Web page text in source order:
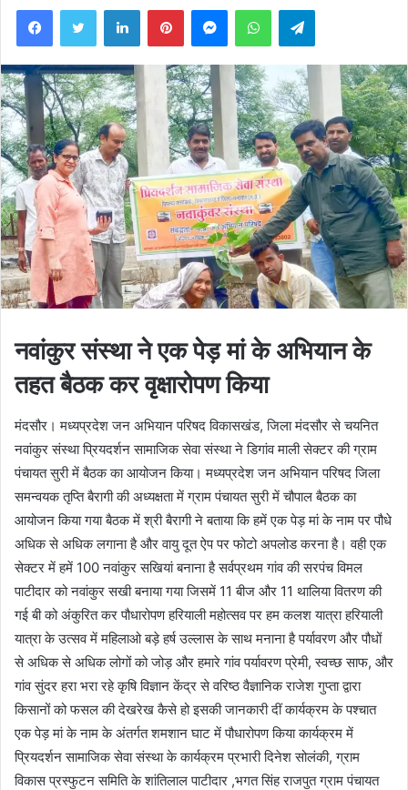
FacebookTwitter LinkedInPinterestMessengerWhatsAppTelegram
नवांकुर संस्था ने एक पेड़ मां के अभियान के
तहत बैठक कर वृक्षारोपण किया
मंदसौर। मध्यप्रदेश जन अभियान परिषद विकासखंड, जिला मंदसौर से चयनित
नवांकुर संस्था प्रियदर्शन सामाजिक सेवा संस्था ने डिगांव माली सेक्टर की ग्राम
पंचायत सुरी में बैठक का आयोजन किया। मध्यप्रदेश जन अभियान परिषद जिला
समन्वयक तृप्ति बैरागी की अध्यक्षता में ग्राम पंचायत सुरी में चौपाल बैठक का
आयोजन किया गया बैठक में श्री बैरागी ने बताया कि हमें एक पेड़ मां के नाम पर पौधे
अधिक से अधिक लगाना है और वायु दूत ऐप पर फोटो अपलोड करना है। वही एक
सेक्टर में हमें 100 नवांकुर सखियां बनाना है सर्वप्रथम गांव की सरपंच विमल
पाटीदार को नवांकुर सखी बनाया गया जिसमें 11 बीज और 11 थालिया वितरण की
गई बी को अंकुरित कर पौधारोपण हरियाली महोत्सव पर हम कलश यात्रा हरियाली
यात्रा के उत्सव में महिलाओ बड़े हर्ष उल्लास के साथ मनाना है पर्यावरण और पौधों
से अधिक से अधिक लोगों को जोड़ और हमारे गांव पर्यावरण प्रेमी, स्वच्छ साफ, और
गांव सुंदर हरा भरा रहे कृषि विज्ञान केंद्र से वरिष्ठ वैज्ञानिक राजेश गुप्ता द्वारा
किसानों को फसल की देखरेख कैसे हो इसकी जानकारी दीं कार्यक्रम के पश्चात
एक पेड़ मां के नाम के अंतर्गत शमशान घाट में पौधारोपण किया कार्यक्रम में
प्रियदर्शन सामाजिक सेवा संस्था के कार्यक्रम प्रभारी दिनेश सोलंकी, ग्राम
विकास प्रस्फुटन समिति के शांतिलाल पाटीदार ,भगत सिंह राजपुत ग्राम पंचायत